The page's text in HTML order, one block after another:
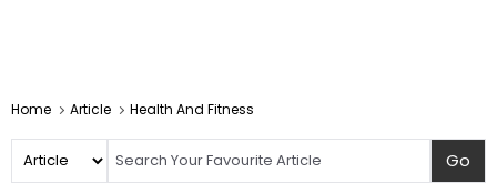
Home Article Health And Fitness